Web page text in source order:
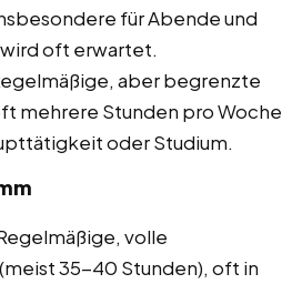
für Abende und
oft erwartet.
aber begrenzte
mehrere Stunden pro Woche
oder Studium.
volle
35-40 Stunden), oft in